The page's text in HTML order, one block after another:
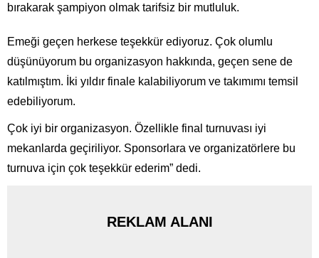
bırakarak şampiyon olmak tarifsiz bir mutluluk.
Emeği geçen herkese teşekkür ediyoruz. Çok olumlu
düşünüyorum bu organizasyon hakkında, geçen sene de
katılmıştım. İki yıldır finale kalabiliyorum ve takımımı temsil
edebiliyorum.
Çok iyi bir organizasyon. Özellikle final turnuvası iyi
mekanlarda geçiriliyor. Sponsorlara ve organizatörlere bu
turnuva için çok teşekkür ederim” dedi.
REKLAM ALANI